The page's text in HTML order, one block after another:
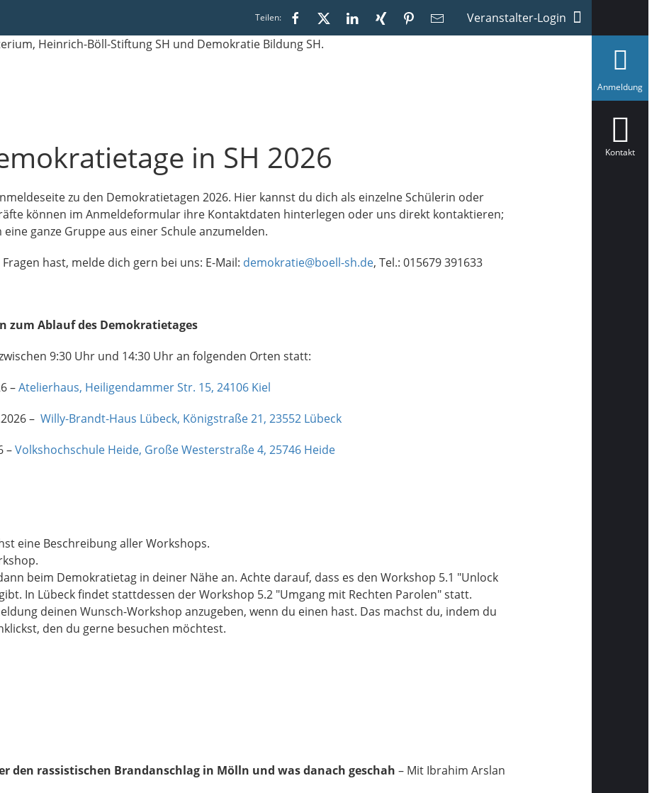
Teilen: Veranstalter-Login
Anmeldunga
Kontakt
in SH 2026
zu den Demokratietagen 2026. Hier kannst du dich als einzelne Schülerin oder
können im Anmeldeformular ihre Kontaktdaten hinterlegen oder uns direkt kontaktieren;
ganze Gruppe aus einer Schule anzumelden.
hast, melde dich gern bei uns: E-Mail: demokratie@boell-sh.de, Tel.: 015679 391633
Ablauf des Demokratietages
9:30 Uhr und 14:30 Uhr an folgenden Orten statt:
–Atelierhaus, Heiligendammer Str. 15, 24106 Kiel
– Willy-Brandt-Haus Lübeck, Königstraße 21, 23552 Lübeck
–Volkshochschule Heide, Große Westerstraße 4, 25746 Heide
eine Beschreibung aller Workshops.
beim Demokratietag in deiner Nähe an. Achte darauf, dass es den Workshop 5.1 "Unlock
In Lübeck findet stattdessen der Workshop 5.2 "Umgang mit Rechten Parolen" statt.
deinen Wunsch-Workshop anzugeben, wenn du einen hast. Das machst du, indem du
den du gerne besuchen möchtest.
den rassistischen Brandanschlag in Mölln und was danach geschah – Mit Ibrahim Arslan